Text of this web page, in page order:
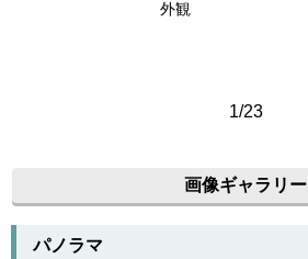
外観
1/23
画像ギャラリー
パノラマ